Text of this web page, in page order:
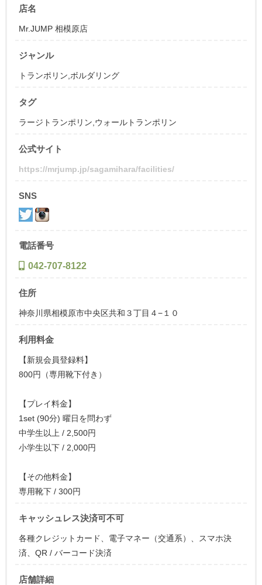
店名
Mr.JUMP 相模原店
ジャンル
トランポリン ボルダリング
タグ
ラージトランポリン,ウォールトランポリン
公式サイト
https://mrjump.jp/sagamihara/facilities/
SNS
電話番号
042-707-8122
住所
神奈川県相模原市中央区共和３丁目４−１０
利用料金
【新規会員登録料】
800円（専用靴下付き）
【プレイ料金】
1set (90分) 曜日を問わず
中学生以上 / 2,500円
小学生以下 / 2,000円
【その他料金】
専用靴下 / 300円
キャッシュレス決済可不可
各種クレジットカード、電子マネー（交通系）、スマホ決
済、QR / バーコード決済
店舗詳細